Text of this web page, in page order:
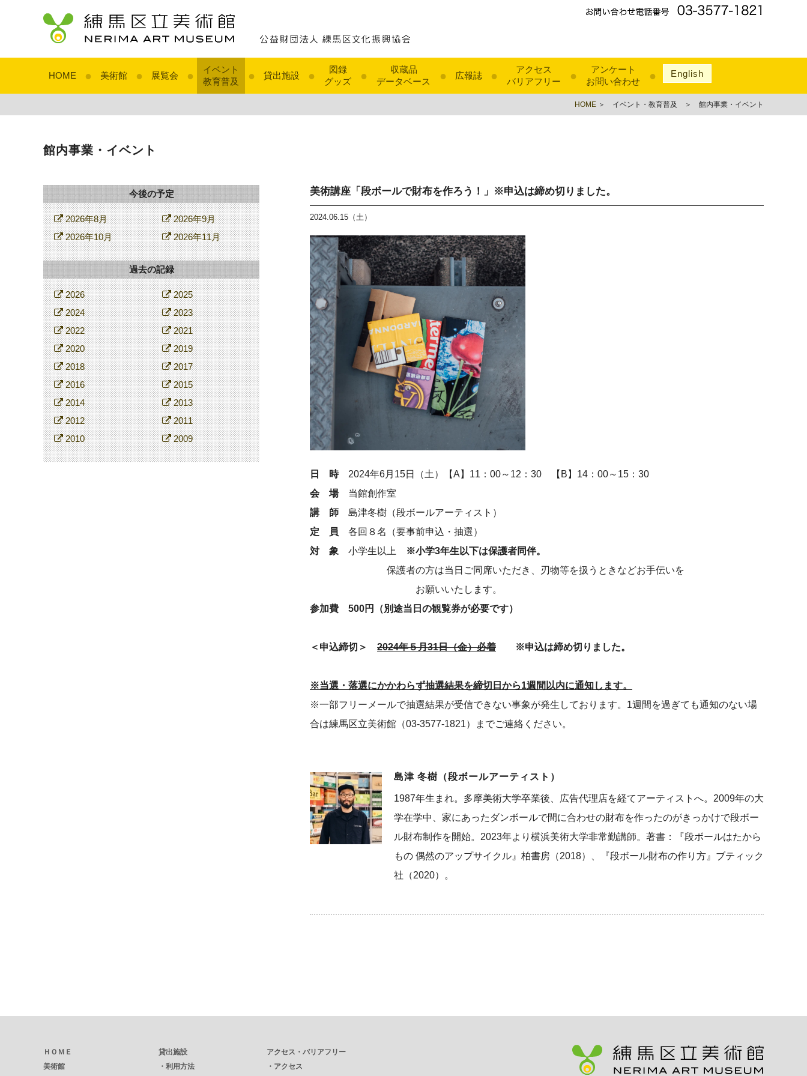
HOME ● 美術館 ● 展覧会 ●
イベント
教育普及
● 貸出施設 ●
図録
グッズ
●
収蔵品
データベース
● 広報誌 ●
アクセス
バリアフリー
●
アンケート
お問い合わせ
● English
HOME ＞ イベント・教育普及 ＞ 館内事業・イベント
館内事業・イベント
今後の予定
2026年8月
2026年9月
2026年10月
2026年11月
過去の記録
2026
2025
2024
2023
2022
2021
2020
2019
2018
2017
2016
2015
2014
2013
2012
2011
2010
2009
美術講座「段ボールで財布を作ろう！」※申込は締め切りました。
2024.06.15（土）
日 時2024年6月15日（土）【A】11：00～12：30 【B】14：00～15：30
会 場当館創作室
講 師 島津冬樹（段ボールアーティスト）
定 員 各回８名（要事前申込・抽選）
対 象 小学生以上
※小学3年生以下は保護者同伴。
保護者の方は当日ご同席いただき、刃物等を扱うときなどお手伝いを
お願いいたします。
参加費 500円（別途当日の観覧券が必要です）
＜申込締切＞ 2024年５月31日（金）必着 ※申込は締め切りました。
※当選・落選にかかわらず抽選結果を締切日から1週間以内に通知します。
※一部フリーメールで抽選結果が受信できない事象が発生しております。1週間を過ぎても通知のない場
合は練馬区立美術館（03-3577-1821）までご連絡ください。
島津 冬樹（段ボールアーティスト）
1987年生まれ。多摩美術大学卒業後、広告代理店を経てアーティストへ。2009年の大
学在学中、家にあったダンボールで間に合わせの財布を作ったのがきっかけで段ボー
ル財布制作を開始。2023年より横浜美術大学非常勤講師。著書：『段ボールはたから
もの 偶然のアップサイクル』柏書房（2018）、『段ボール財布の作り方』ブティック
社（2020）。
ＨＯＭＥ
美術館
貸出施設
・ 利用方法
アクセス・バリアフリー
・ アクセス